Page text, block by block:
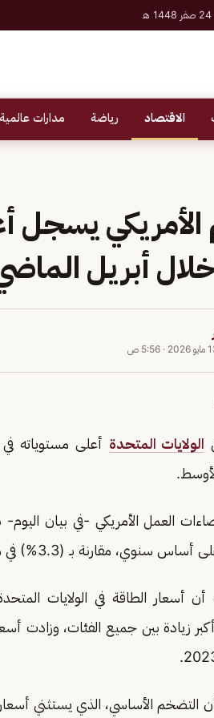
الاقتصاد رياضة مدارات عالمية
أبريل
· 5:56 ص
الولايات المتحدة أعلى مستوياته
العمل الأمريكي -في بيان